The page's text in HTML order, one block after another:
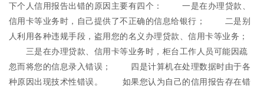
下个人信用报告出错的原因主要有四个： 一是在办理贷款、
信用卡等业务时，自己提供了不正确的信息给银行； 二是别
人利用各种违规手段，盗用您的名义办理贷款、信用卡等业务；
三是在办理贷款、信用卡等业务时，柜台工作人员可能因疏
忽而将您的信息录入错误； 四是计算机在处理数据时由于各
种原因出现技术性错误。 如果您认为自己的信用报告存在错